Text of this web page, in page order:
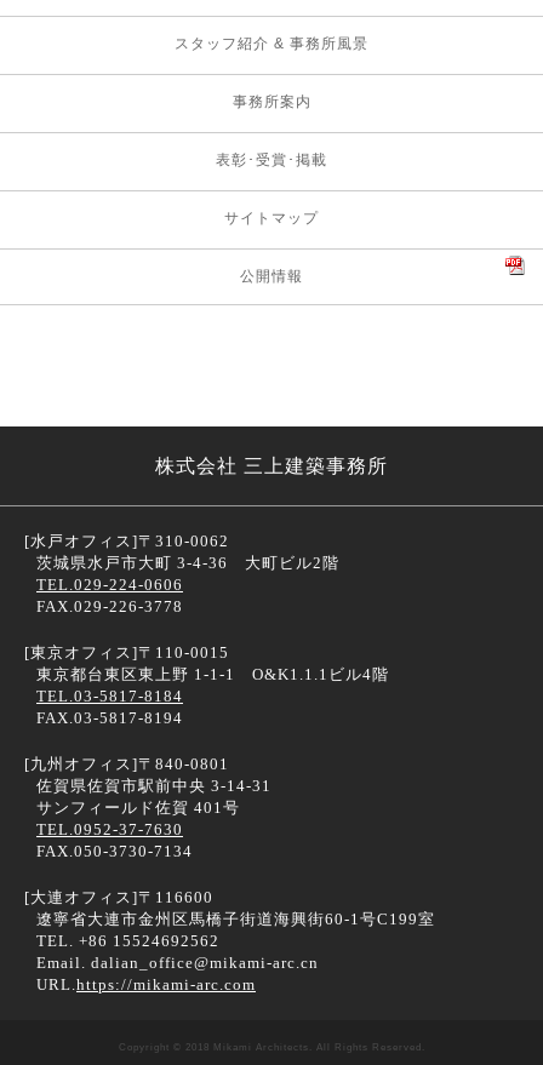
スタッフ紹介 & 事務所風景
事務所案内
表彰･受賞･掲載
サイトマップ
公開情報
株式会社 三上建築事務所
[水戸オフィス]〒310-0062
茨城県水戸市大町 3-4-36 大町ビル2階
TEL.029-224-0606
FAX.029-226-3778
[東京オフィス]〒110-0015
東京都台東区東上野 1-1-1 O&K1.1.1ビル4階
TEL.03-5817-8184
FAX.03-5817-8194
[九州オフィス]〒840-0801
佐賀県佐賀市駅前中央 3-14-31
サンフィールド佐賀 401号
TEL.0952-37-7630
FAX.050-3730-7134
[大連オフィス]〒116600
遼寧省大連市金州区馬橋子街道海興街60-1号C199室
TEL. +86 15524692562
Email. dalian_office@mikami-arc.cn
URL.https://mikami-arc.com
Copyright © 2018 Mikami Architects. All Rights Reserved.